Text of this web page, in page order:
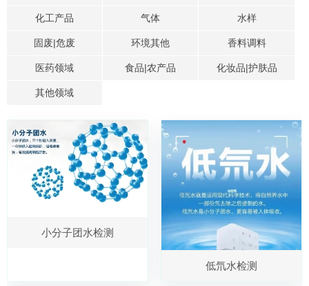
化工产品 气体 水样
固废|危废 环境其他 香料调料
医药领域 食品|农产品 化妆品|护肤品
其他领域
小分子团水检测
低氘水检测